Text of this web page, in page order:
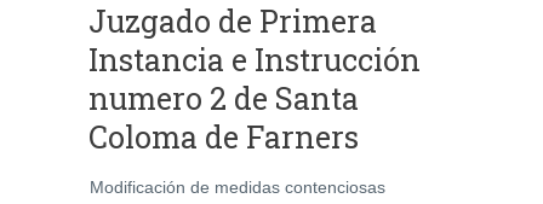
Juzgado de Primera
Instancia e Instrucción
numero 2 de Santa
Coloma de Farners
Modificación de medidas contenciosas